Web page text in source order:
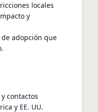
locales
y
adopción que
contactos
y EE. UU.